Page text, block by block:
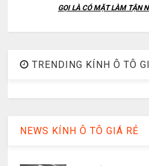
GỌI LÀ CÓ MẶT LÀM TẬN
TRENDING KÍNH Ô TÔ
NEWS KÍNH Ô TÔ GIÁ RẺ